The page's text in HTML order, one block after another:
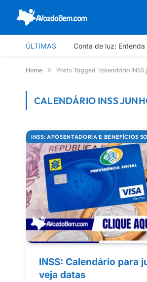
ÚLTIMAS Conta de luz:
Home » Posts Tagged "calendário INSS
CALENDÁRIO INSS
Últimas notícias sobre
INSS: APOSENTADORIA E BENEFÍCIOS
INSS: Calendário para
veja datas